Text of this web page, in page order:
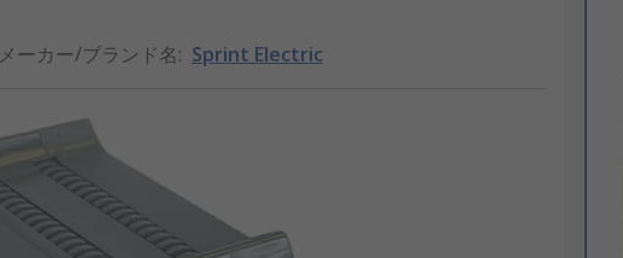
メーカー/ブランド名: Sprint Electric